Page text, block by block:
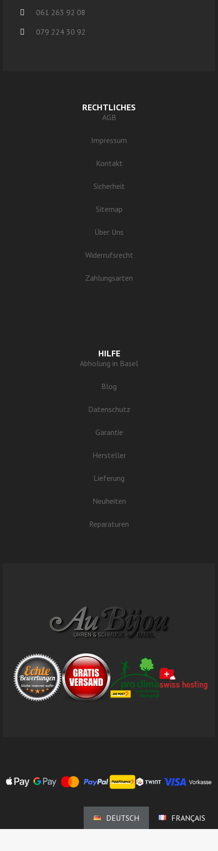
061 263 92 08
079 224 30 92
RECHTLICHES
AGB
Impressum
Kontakt
Sicherheit
Sitemap
Über Uns
Widerrufsrecht
Zahlungsarten
HILFE
Abholung in Basel
Blog
Datenschutz
Garantie
Hersteller
Lieferung
Neuheiten
Reparaturen
DEUTSCH FRANÇAIS